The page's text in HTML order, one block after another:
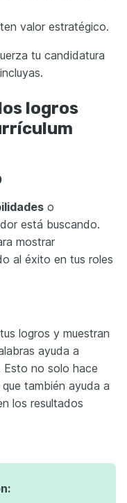
valor estratégico.
tu candidatura
logros
o
está buscando.
mostrar
al éxito en tus roles
logros y muestran
ayuda a
Esto no solo hace
también ayuda a
los resultados